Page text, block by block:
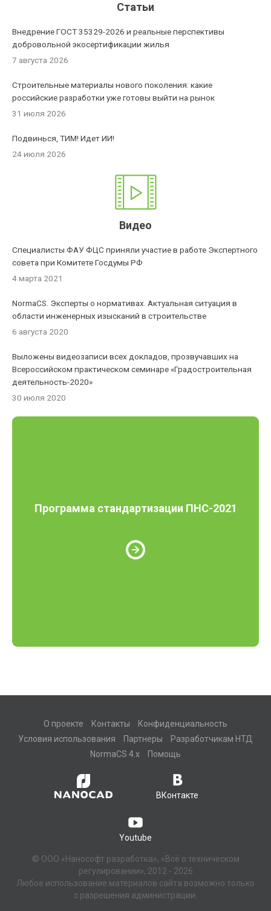
Статьи
Внедрение ГОСТ 35329-2026 и реальные перспективы
добровольной экосертификации жилья
7 августа 2026
Строительные материалы нового поколения: какие
российские разработки уже готовы выйти на рынок
31 июля 2026
Подвинься, ТИМ! Идет ИИ!
24 июля 2026
Видео
Специалисты ФАУ ФЦС приняли участие в работе Экспертного
совета при Комитете Госдумы РФ
4 марта 2021
NormaCS. Эксперты о нормативах. Актуальная ситуация в
области инженерных изысканий в строительстве
6 августа 2020
Выложены видеозаписи всех докладов, прозвучавших на
Всероссийском практическом семинаре «Градостроительная
деятельность-2020»
30 июля 2020
Программа стандартизации ПНС-2021
О проекте Контакты
Конфиденциальность
Условия использования
Партнеры
Разработчикам НТД
NormaCS 4.x
Помощь
ВКонтакте
Youtube
© ООО «Нанософт разработка», «Всё о техническом
регулировании», 2012 - 2026
Любое использование материалов сайта возможно только
с разрешения администрации.